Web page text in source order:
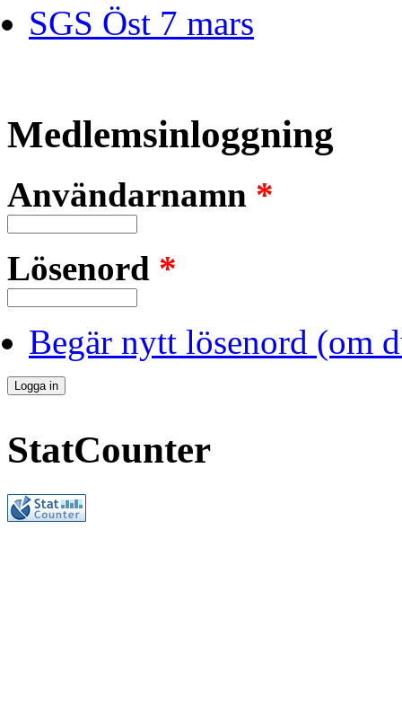
SGS Öst 7 mars
Medlemsinloggning
Användarnamn *
Lösenord *
Begär nytt lösenord (om
StatCounter